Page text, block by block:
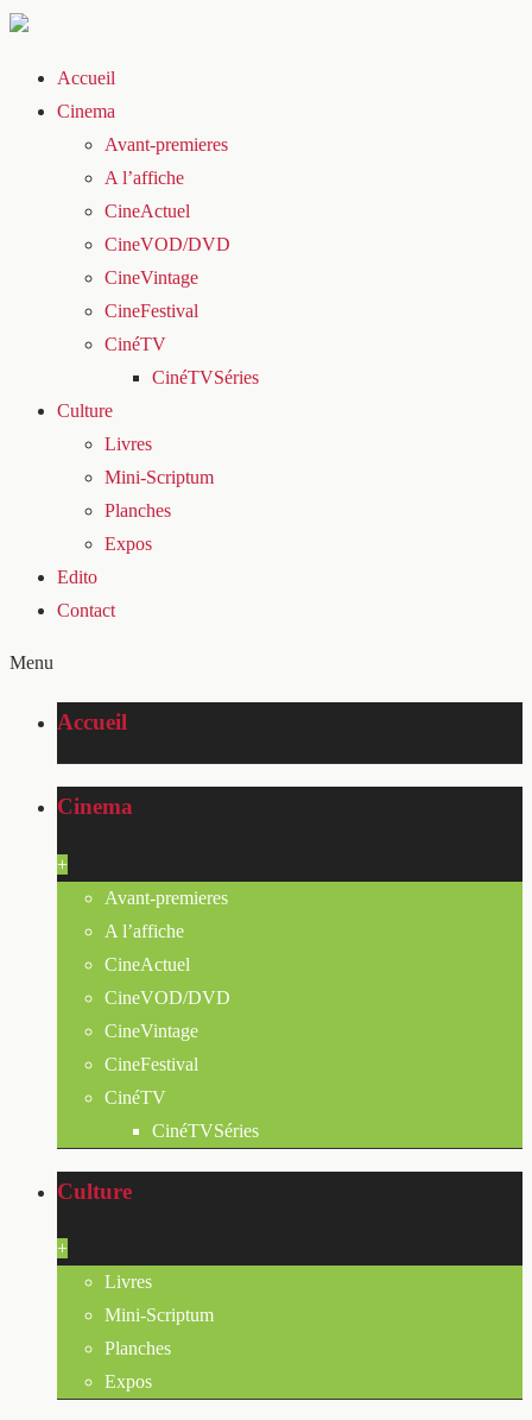
Accueil
Cinema
Avant-premieres
A l’affiche
CineActuel
CineVOD/DVD
CineVintage
CineFestival
CinéTV
CinéTVSéries
Culture
Livres
Mini-Scriptum
Planches
Expos
Edito
Contact
Menu
Accueil
Cinema
+
Avant-premieres
A l’affiche
CineActuel
CineVOD/DVD
CineVintage
CineFestival
CinéTV
CinéTVSéries
Culture
+
Livres
Mini-Scriptum
Planches
Expos